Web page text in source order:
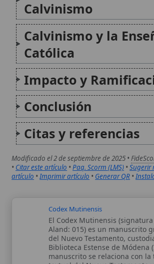
artículo•Imprimir artículo• Generar QR
Codex Mutinensis
El Codex Mutinensis (signatura
Aland: 015) es un manuscrito griego
del Nuevo Testamento, custodiado
Biblioteca Estense de Módena
manuscrito se relaciona con la
textual del Nuevo Testamento y
cómo las catalogaciones antiguas
Profeta Jonás
Jonás es uno de los profetas
Antiguo Testamento cuya breve
historia ha inspirado a la Iglesia a
los siglos. Su relato, que combina
divino, huida, castigo,
misericordia universal, sirve de...
editorial de Wikitólica. Las
del artículo están basadas y
usando fuentes catolicas:
patrísticos, de santos, artículos